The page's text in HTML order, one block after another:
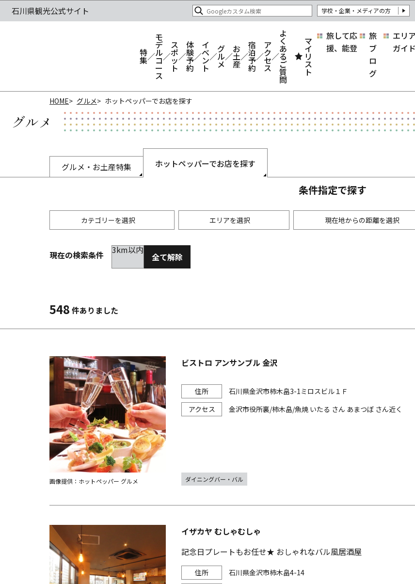
学校・企業・メディアの方
特
集
モ
デ
ル
コ
ー
ス
ス
ポ
ッ
ト
体
験
予
約
イ
ベ
ン
ト
グ
ル
メ
お
土
産
宿
泊
予
約
ア
ク
セ
ス
よ
く
あ
る
ご
質
問
マ
イ
リ
ス
ト
旅して応
援、能登
旅
ブ
ロ
グ
エリ
ガイド
HOME グルメ ホットペッパーでお店を探す
グルメ
グルメ・お土産特集 ホットペッパーでお店を探す
条件指定で探す
カテゴリーを選択 エリアを選択 現在地からの距離を選択
居酒屋
韓国料理
その他グルメ
金沢(片町･香林坊･にし茶屋周辺)
金沢市他・野々市・白山・内灘
未選択
現在の検索条件 3km以内
全て解除
548 件ありました
ビストロ アンサンブル 金沢
石川県金沢市柿木畠3-1ミロスビル１Ｆ
金沢市役所裏/柿木畠/魚焼 いたる さん あまつぼ さん近く
画像提供：ホットペッパー グルメ ダイニングバー・バル
イザカヤ むしゃむしゃ
記念日プレートもお任せ★ おしゃれなバル風居酒屋
石川県金沢市柿木畠4-14